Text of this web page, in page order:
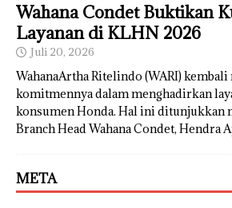
Wahana Condet Buktikan
Layanan di KLHN 2026
Juli 20, 2026
WahanaArtha Ritelindo (WARI)
komitmennya dalam menghadirkan
konsumen Honda. Hal ini ditunjukkan
Branch Head Wahana Condet, Hendra
META